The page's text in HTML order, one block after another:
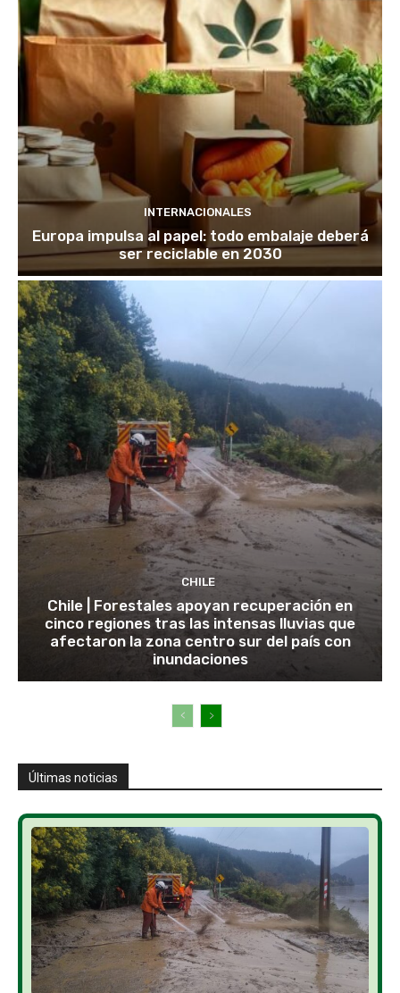
INTERNACIONALES
Europa impulsa al papel: todo embalaje deberá
ser reciclable en 2030
CHILE
Chile | Forestales apoyan recuperación en
cinco regiones tras las intensas lluvias que
afectaron la zona centro sur del país con
inundaciones
Últimas noticias